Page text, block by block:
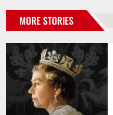
MORE STORIES